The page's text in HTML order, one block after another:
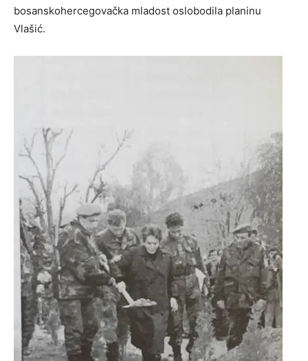
bosanskohercegovačka mladost oslobodila planinu
Vlašić.